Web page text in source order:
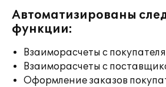
Автоматизированы
функции:
Взаиморасчеты с
Взаиморасчеты с
Оформление заказов